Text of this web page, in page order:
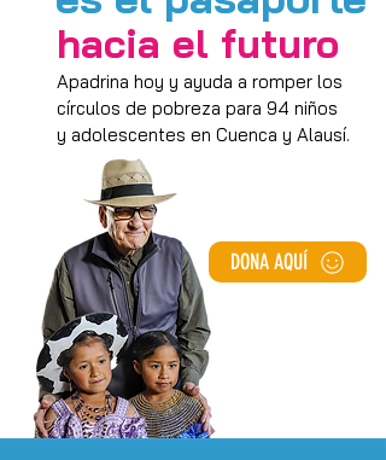
hacia el futuro
Apadrina hoy y ayuda a romper los
círculos de pobreza para 94 niños
y adolescentes en Cuenca y Alausí.
DONA AQUÍ